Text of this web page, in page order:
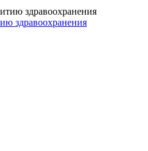
здравоохранения